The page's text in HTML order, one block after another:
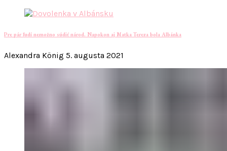
Pre pár ľudí nemožno súdiť národ. Napokon aj Matka Tereza bola Albánka
Alexandra König 5. augusta 2021